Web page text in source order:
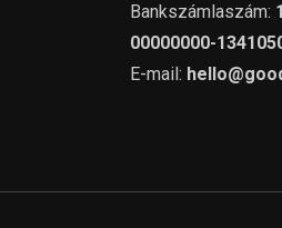
Bankszámlaszám:
00000000-
E-mail: